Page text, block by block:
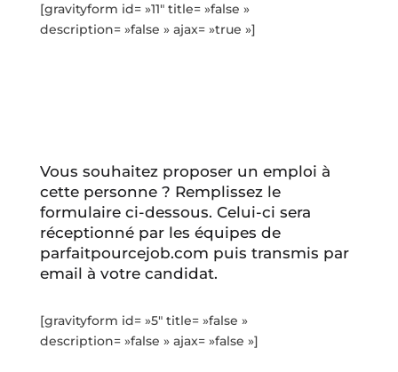
[gravityform id= »11″ title= »false »
description= »false » ajax= »true »]
Vous souhaitez proposer un emploi à
cette personne ? Remplissez le
formulaire ci-dessous. Celui-ci sera
réceptionné par les équipes de
parfaitpourcejob.com puis transmis par
email à votre candidat.
[gravityform id= »5″ title= »false »
description= »false » ajax= »false »]